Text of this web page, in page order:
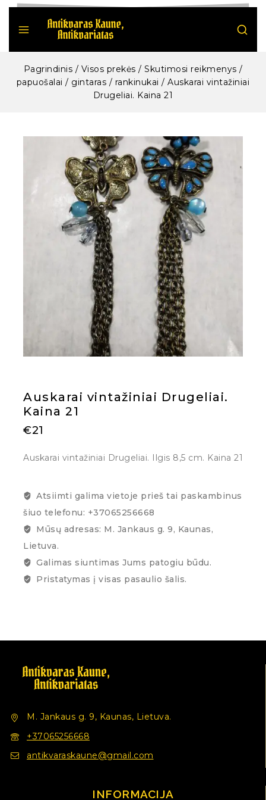
Pagrindinis / Visos prekės / Skutimosi reikmenys /
papuošalai / gintaras / rankinukai / Auskarai vintažiniai
Drugeliai. Kaina 21
Auskarai vintažiniai Drugeliai.
Kaina 21
€21
Auskarai vintažiniai Drugeliai. Ilgis 8,5 cm. Kaina 21
Atsiimti galima vietoje prieš tai paskambinus
šiuo telefonu: +37065256668
Mūsų adresas: M. Jankaus g. 9, Kaunas,
Lietuva.
Galimas siuntimas Jums patogiu būdu.
Pristatymas į visas pasaulio šalis.
M. Jankaus g. 9, Kaunas, Lietuva.
+37065256668
antikvaraskaune@gmail.com
INFORMACIJA